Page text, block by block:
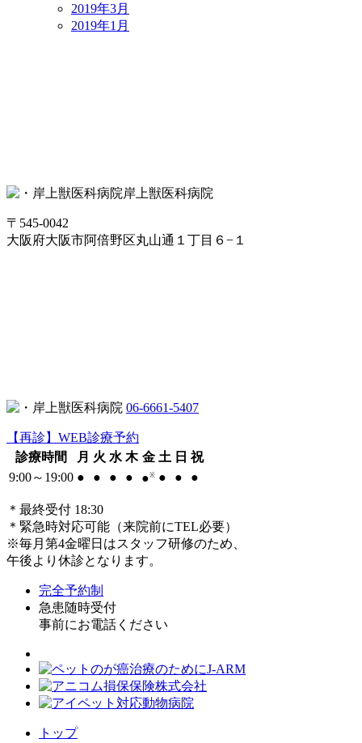
2019年3月
2019年1月
岸上獣医科病院
〒545-0042
大阪府大阪市阿倍野区丸山通１丁目６−１
06-6661-5407
【再診】WEB診療予約
診療時間
月 火 水 木 金 土 日 祝
9:00～19:00 ● ● ● ● ●※ ● ● ●
＊最終受付 18:30
＊緊急時対応可能（来院前にTEL必要）
※毎月第4金曜日はスタッフ研修のため、
午後より休診となります。
完全予約制
急患随時受付
事前にお電話ください
トップ